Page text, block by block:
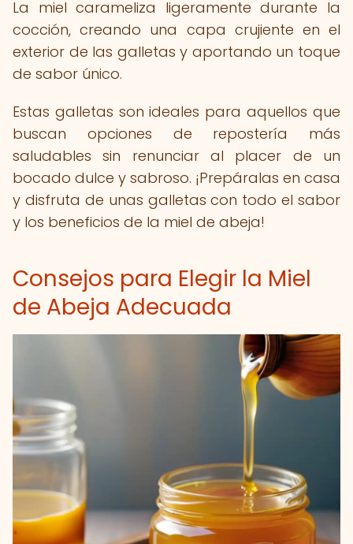
La miel carameliza ligeramente durante la
cocción, creando una capa crujiente en el
exterior de las galletas y aportando un toque
de sabor único.
Estas galletas son ideales para aquellos que
buscan opciones de repostería más
saludables sin renunciar al placer de un
bocado dulce y sabroso. ¡Prepáralas en casa
y disfruta de unas galletas con todo el sabor
y los beneficios de la miel de abeja!
Consejos para Elegir la Miel
de Abeja Adecuada